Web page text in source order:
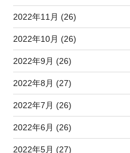
2022年11月 (26)
2022年10月 (26)
2022年9月 (26)
2022年8月 (27)
2022年7月 (26)
2022年6月 (26)
2022年5月 (27)